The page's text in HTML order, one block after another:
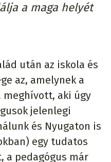
a maga helyét
után az iskola és
az, amelynek a
meghívott, aki úgy
jelenlegi
és Nyugaton is
egy tudatos
a pedagógus már